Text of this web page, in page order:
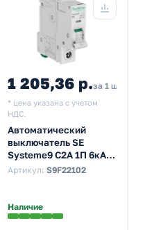
1 205,36 р.за 1 шт
* цена указана с учетом
НДС.
Автоматический
выключатель SE
Systeme9 С2А 1П 6кА
(автомат
Артикул: S9F22102
Наличие